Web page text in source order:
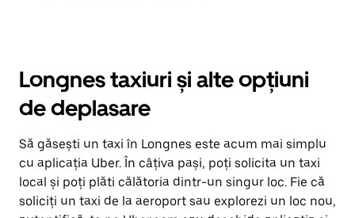
Longnes taxiuri și alte opțiuni
de deplasare
Să găsești un taxi în Longnes este acum mai simplu
cu aplicația Uber. În câțiva pași, poți solicita un taxi
local și poți plăti călătoria dintr-un singur loc. Fie că
soliciți un taxi de la aeroport sau explorezi un loc nou,